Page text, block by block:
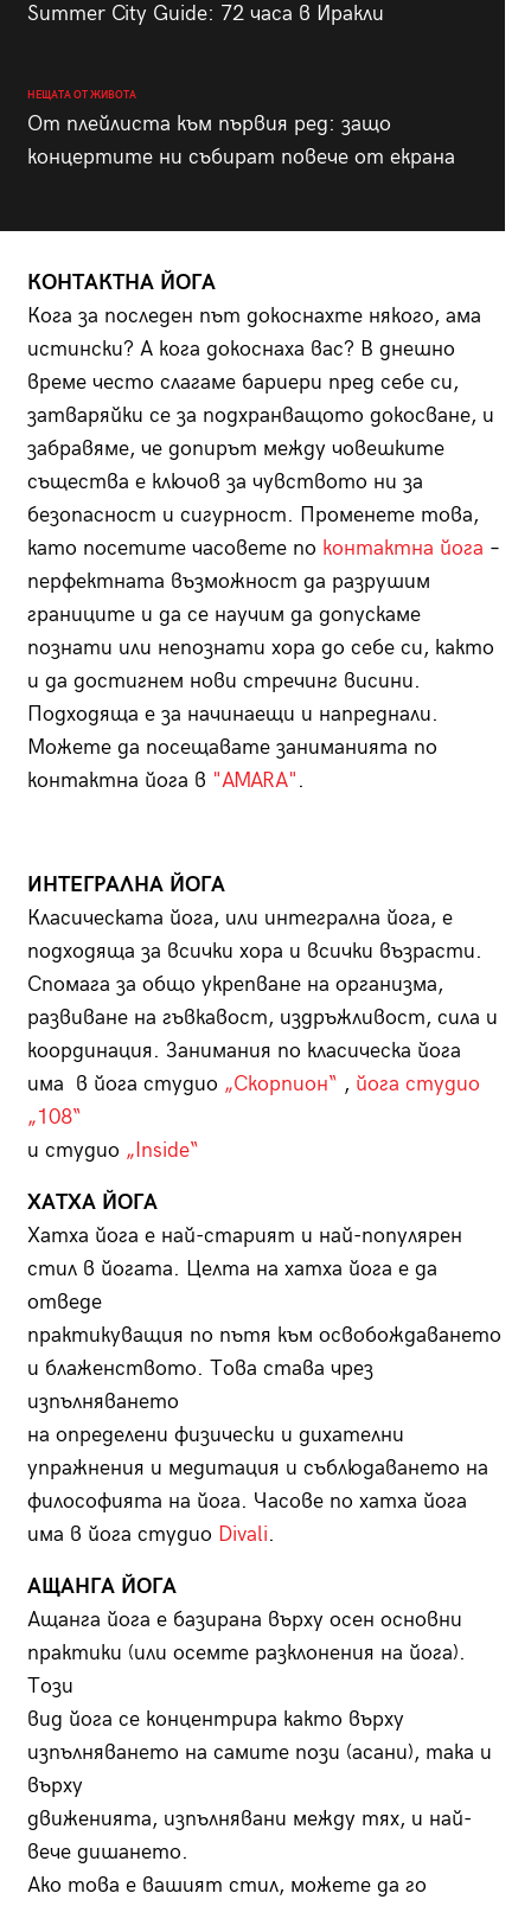
Summer City Guide: 72 часа в Иракли
НЕЩАТА ОТ ЖИВОТА
От плейлиста към първия ред: защо
концертите ни събират повече от екрана
КОНТАКТНА ЙОГА
Кога за последен път докоснахте някого, ама
истински? А кога докоснаха вас? В днешно
време често слагаме бариери пред себе си,
затваряйки се за подхранващото докосване, и
забравяме, че допирът между човешките
същества е ключов за чувството ни за
безопасност и сигурност. Променете това,
като посетите часовете по контактна йога –
перфектната възможност да разрушим
границите и да се научим да допускаме
познати или непознати хора до себе си, както
и да достигнем нови стречинг висини.
Подходяща е за начинаещи и напреднали.
Можете да посещавате заниманията по
контактна йога в "AMARA".
ИНТЕГРАЛНА ЙОГА
Класическата йога, или интегрална йога, е
подходяща за всички хора и всички възрасти.
Спомага за общо укрепване на организма,
развиване на гъвкавост, издръжливост, сила и
координация. Занимания по класическа йога
има в йога студио „Скорпион“ , йога студио
„108“
и студио „Inside“
ХАТХА ЙОГА
Хатха йога е най-старият и най-популярен
стил в йогата. Целта на хатха йога е да
отведе
практикуващия по пътя към освобождаването
и блаженството. Това става чрез
изпълняването
на определени физически и дихателни
упражнения и медитация и съблюдаването на
философията на йога. Часове по хатха йога
има в йога студио Divali.
АЩАНГА ЙОГА
Ащанга йога е базирана върху осен основни
практики (или осемте разклонения на йога).
Този
вид йога се концентрира както върху
изпълняването на самите пози (асани), така и
върху
движенията, изпълнявани между тях, и най-
вече дишането.
Ако това е вашият стил, можете да го